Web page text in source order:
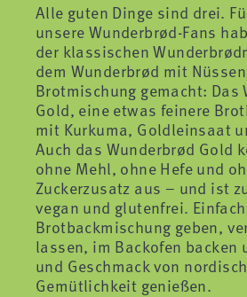
Alle guten Dinge sind drei.
unsere Wunderbrød-Fans
der klassischen
dem Wunderbrød mit
Brotmischung gemacht: Das
Gold, eine etwas feinere
mit Kurkuma, Goldleinsaat
Auch das Wunderbrød Gold
ohne Mehl, ohne Hefe und
Zuckerzusatz aus – und ist
vegan und glutenfrei.
Brotbackmischung geben,
lassen, im Backofen backen
und Geschmack von
Gemütlichkeit genießen.